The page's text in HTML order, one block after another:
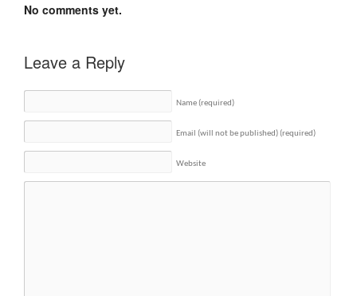
No comments yet.
Leave a Reply
Name (required)
Email (will not be published) (required)
Website